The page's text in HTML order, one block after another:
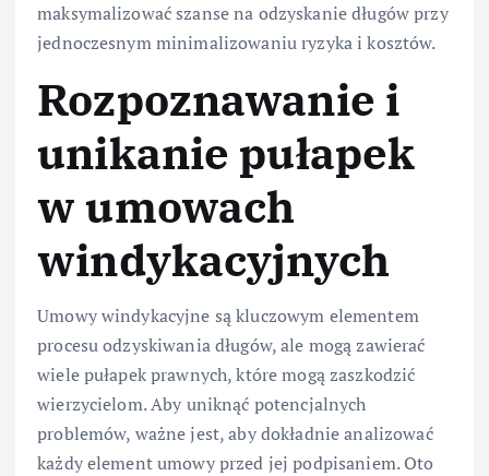
maksymalizować szanse na odzyskanie długów przy
jednoczesnym minimalizowaniu ryzyka i kosztów.
Rozpoznawanie i
unikanie pułapek
w umowach
windykacyjnych
Umowy windykacyjne są kluczowym elementem
procesu odzyskiwania długów, ale mogą zawierać
wiele pułapek prawnych, które mogą zaszkodzić
wierzycielom. Aby uniknąć potencjalnych
problemów, ważne jest, aby dokładnie analizować
każdy element umowy przed jej podpisaniem. Oto